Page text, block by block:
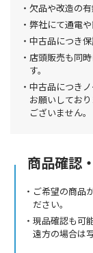
欠品や改造の
弊社にて通電や
中古品につき保
店頭販売も同
す。
中古品につき
お願いしてお
ございません。
商品確認
ご希望の商品
ださい。
現品確認も可
遠方の場合は